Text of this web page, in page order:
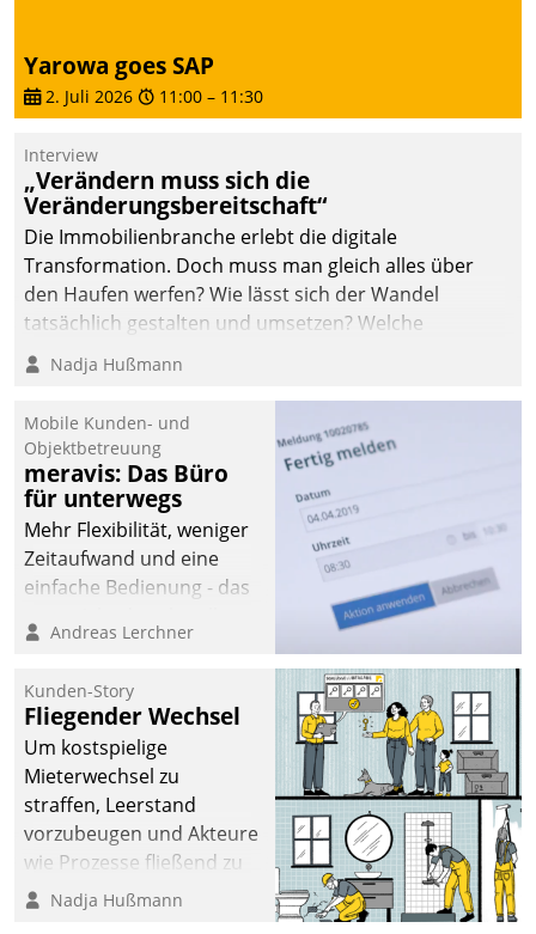
Yarowa goes SAP
2. Juli 2026 11:00 – 11:30
Interview
„Verändern muss sich die
Veränderungsbereitschaft“
Die Immobilienbranche erlebt die digitale
Transformation. Doch muss man gleich alles über
den Haufen werfen? Wie lässt sich der Wandel
tatsächlich gestalten und umsetzen? Welche
Argumente zählen wirklich?
Nadja Hußmann
Mobile Kunden- und
Objektbetreuung
meravis: Das Büro
für unterwegs
Mehr Flexibilität, weniger
Zeitaufwand und eine
einfache Bedienung - das
Cockpit für mobile
Datatrain. Die meravis
Wohnungsbau- und
Immobilien GmbH hat
sich dabei für den Betrieb
der Lösung über die SAP
Cloud Platform
entschieden - als erstes
Unternehmen am
Andreas Lerchner
Kunden-Story
Fliegender Wechsel
Um kostspielige
Mieterwechsel zu
straffen, Leerstand
vorzubeugen und Akteure
wie Prozesse fließend zu
vernetzen, nutzt die
Nadja Hußmann